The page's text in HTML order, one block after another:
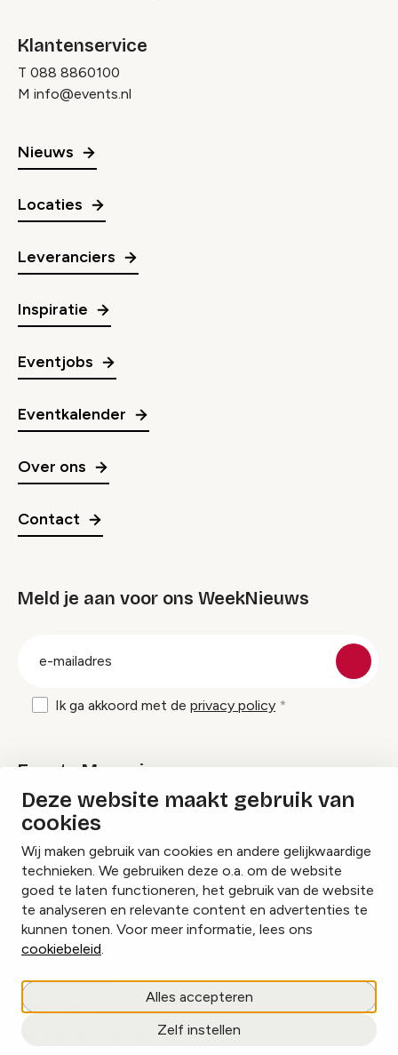
Deze website maakt gebruik van
cookies
Wij maken gebruik van cookies en andere gelijkwaardige
technieken. We gebruiken deze o.a. om de website
goed te laten functioneren, het gebruik van de website
te analyseren en relevante content en advertenties te
kunnen tonen. Voor meer informatie, lees ons
cookiebeleid.
Alles accepteren
Zelf instellen
Klantenservice
T 088 8860100
M info@events.nl
Nieuws
Locaties
Leveranciers
Inspiratie
Eventjobs
Eventkalender
Over ons
Contact
Meld je aan voor ons WeekNieuws
Ik ga akkoord met de privacy policy
Events Magazine
Ik ontvang graag Events Magazine
InstagramFacebookLinkedIn
Cookies beheren
Privacy policy
copyright © 2026 Events.nl